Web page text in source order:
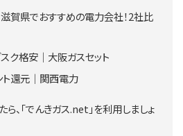
滋賀県でおすすめの電力会社！2社比
ク格安｜大阪ガスセット
ト還元｜関西電力
、「でんきガス.net」を利用しましょ